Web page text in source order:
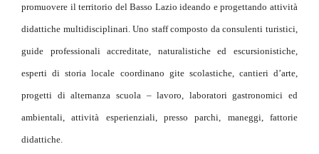
promuovere il territorio del Basso Lazio ideando e progettando attività
didattiche multidisciplinari. Uno staff composto da consulenti turistici,
guide professionali accreditate, naturalistiche ed escursionistiche,
esperti di storia locale coordinano gite scolastiche, cantieri d’arte,
progetti di alternanza scuola – lavoro, laboratori gastronomici ed
ambientali, attività esperienziali, presso parchi, maneggi, fattorie
didattiche.